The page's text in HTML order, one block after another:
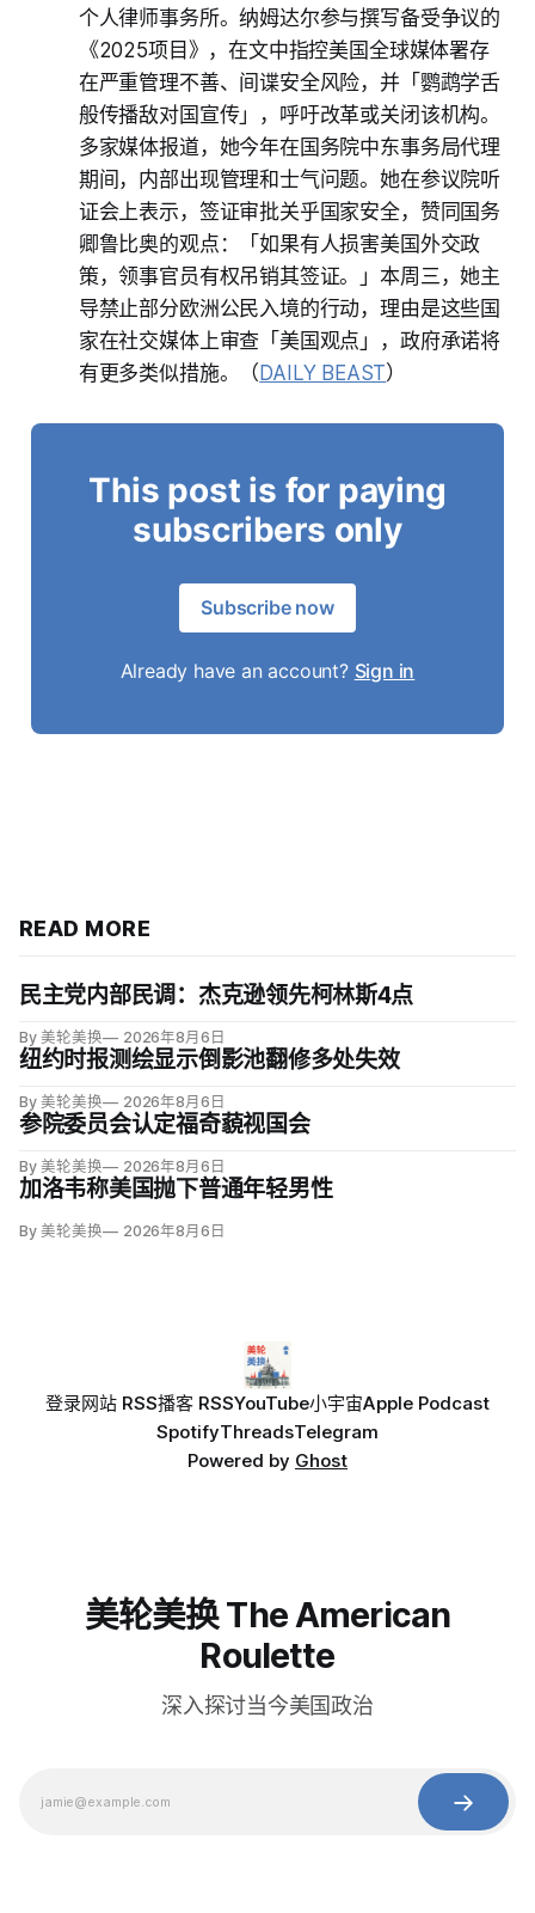
个人律师事务所。纳姆达尔参与撰写备受争议的
《2025项目》，在文中指控美国全球媒体署存
在严重管理不善、间谍安全风险，并「鹦鹉学舌
般传播敌对国宣传」，呼吁改革或关闭该机构。
多家媒体报道，她今年在国务院中东事务局代理
期间，内部出现管理和士气问题。她在参议院听
证会上表示，签证审批关乎国家安全，赞同国务
卿鲁比奥的观点：「如果有人损害美国外交政
策，领事官员有权吊销其签证。」本周三，她主
导禁止部分欧洲公民入境的行动，理由是这些国
家在社交媒体上审查「美国观点」，政府承诺将
有更多类似措施。（ DAILY BEAST）
This post is for paying
subscribers only
Subscribe now
Already have an account? Sign in
READ MORE
民主党内部民调：杰克逊领先柯林斯4点
By 美轮美换 2026年8月6日
纽约时报测绘显示倒影池翻修多处失效
By 美轮美换 2026年8月6日
参院委员会认定福奇藐视国会
By 美轮美换 2026年8月6日
加洛韦称美国抛下普通年轻男性
By 美轮美换 2026年8月6日
登录网站 RSS播客 RSSYouTube小宇宙Apple Podcast
SpotifyThreadsTelegram
Powered by Ghost
美轮美换 The American
Roulette
深入探讨当今美国政治